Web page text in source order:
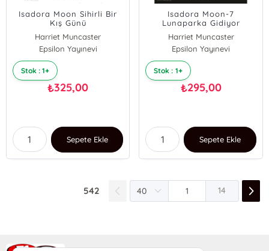
Isadora Moon Sihirli Bir
Kış Günü
Harriet Muncaster
Epsilon Yayınevi
Stok : 1+
₺325,00
Sepete Ekle
Isadora Moon-7
Lunaparka Gidiyor
Harriet Muncaster
Epsilon Yayınevi
Stok : 1+
₺295,00
Sepete Ekle
542 14